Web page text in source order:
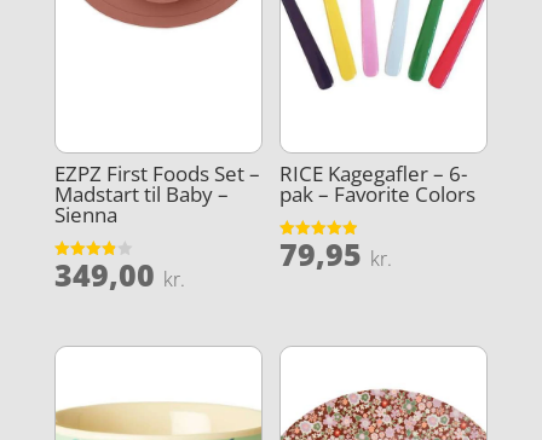
EZPZ First Foods Set –
Madstart til Baby –
Sienna
Vurderet
3.9
349,00 kr.
RICE Kagegafler – 6-
pak – Favorite Colors
Vurderet
4.9
79,95 kr.